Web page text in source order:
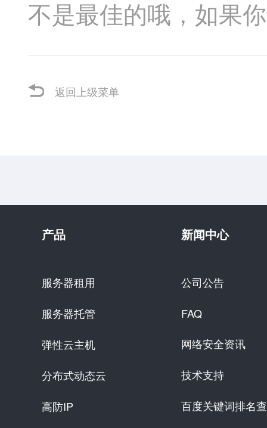
不是最佳的哦，如果
返回上级菜单
产品
服务器租用
服务器托管
弹性云主机
分布式动态云
高防IP
新闻中心
公司公告
FAQ
网络安全资讯
技术支持
百度关键词排名